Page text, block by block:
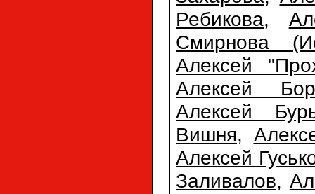
Ребикова,
Смирнова
Алексей
Алексей
Алексей
Вишня,
Алексей
Заливалов,